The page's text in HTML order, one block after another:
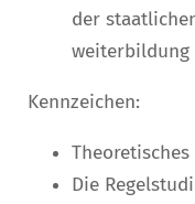
der
weiterbildung
Kennzeichen:
Die